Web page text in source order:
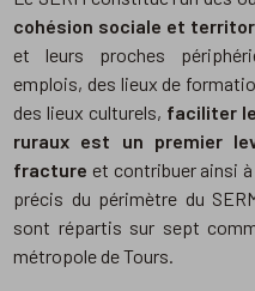
cohésion sociale et
et leurs proches
emplois, des lieux de
des lieux culturels, faciliter
ruraux est un premier
fracture et contribuer ainsi
précis du périmètre du
sont répartis sur sept
métropole de Tours.